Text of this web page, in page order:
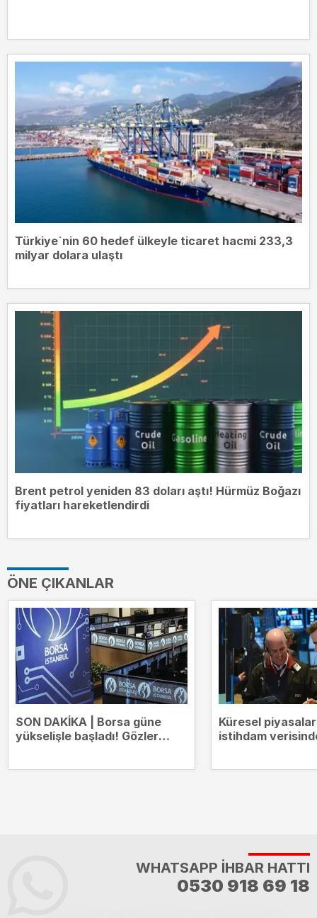
Türkiye`nin 60 hedef ülkeyle ticaret hacmi 233,3
milyar dolara ulaştı
Brent petrol yeniden 83 doları aştı! Hürmüz Boğazı
fiyatları hareketlendirdi
ÖNE ÇIKANLAR
SON DAKİKA | Borsa güne
yükselişle başladı! Gözler
Küresel
istihdam
WHATSAPP İHBAR HATTI
0530 918 69 18